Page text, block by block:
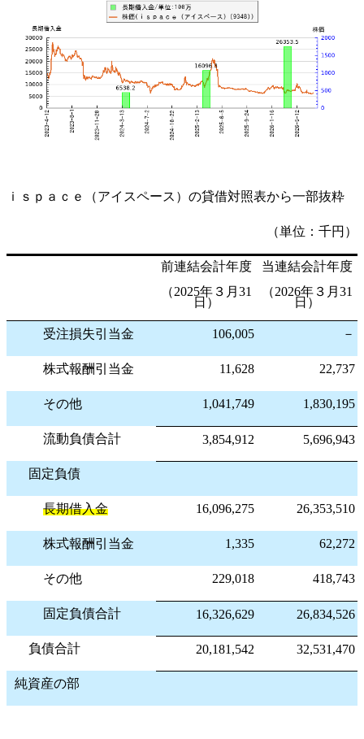
ｉｓｐａｃｅ（アイスペース）の貸借対照表から一部抜粋
（単位：千円）
前連結会計年度
（2025年３月31
日）
当連結会計年度
（2026年３月31
日）
受注損失引当金 106,005 －
株式報酬引当金 11,628 22,737
その他 1,041,749 1,830,195
流動負債合計 3,854,912 5,696,943
固定負債
長期借入金 16,096,275 26,353,510
株式報酬引当金 1,335 62,272
その他 229,018 418,743
固定負債合計 16,326,629 26,834,526
負債合計 20,181,542 32,531,470
純資産の部